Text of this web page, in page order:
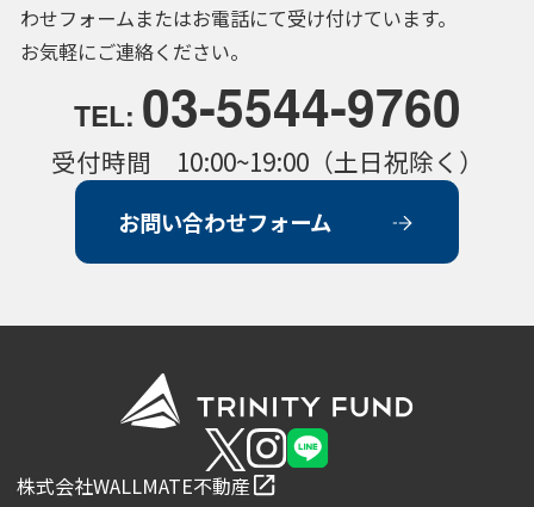
わせフォームまたはお電話にて受け付けています。
お気軽にご連絡ください。
TEL: 03-5544-9760
受付時間 10:00~19:00（土日祝除く）
お問い合わせフォーム
株式会社WALLMATE不動産